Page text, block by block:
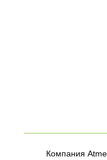
Компания